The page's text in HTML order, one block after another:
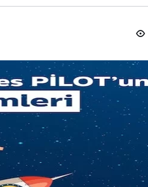
Mürsel Ferhat Sağlam
Rumeli Tv’de Marka
Atölyesi Programına
Oldu